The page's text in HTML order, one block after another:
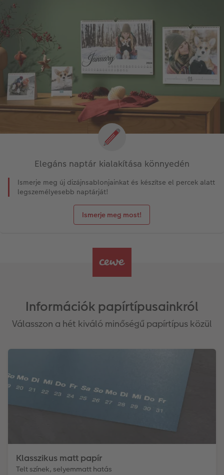
Elegáns naptár kialakítása könnyedén
Ismerje meg új dizájnsablonjainkat és készítse el percek alatt
legszemélyesebb naptárját!
Ismerje meg most!
Információk papírtípusainkról
Válasszon a hét kiváló minőségű papírtípus közül
Klasszikus matt papír
Telt színek, selyemmatt hatás